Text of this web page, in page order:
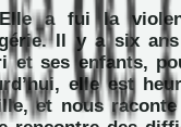
a fui la
Il y a six
et ses enfants,
elle est
et nous